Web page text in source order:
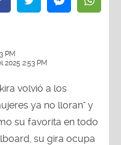
PM
2:53 PM
volvió a los
ya no lloran" y
su favorita en todo
su gira ocupa